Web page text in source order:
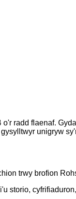
radd flaenaf.
unigryw
trwy brofion
storio,